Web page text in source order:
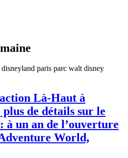
Là-Haut à
de détails sur le
un an de l’ouverture
World,